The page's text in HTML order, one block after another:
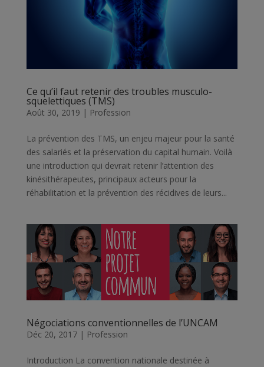
Ce qu’il faut retenir des troubles musculo-
squelettiques (TMS)
Août 30, 2019 | Profession
La prévention des TMS, un enjeu majeur pour la santé
des salariés et la préservation du capital humain. Voilà
une introduction qui devrait retenir l’attention des
kinésithérapeutes, principaux acteurs pour la
réhabilitation et la prévention des récidives de leurs...
Négociations conventionnelles de l’UNCAM
Déc 20, 2017| Profession
Introduction La convention nationale destinée à